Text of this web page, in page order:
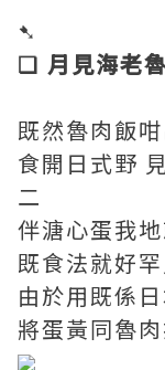
➷
❏ 月見海老
既然魯肉飯
食開日式野
二
伴溏心蛋我
既食法就好
由於用既係
將蛋黃同魯